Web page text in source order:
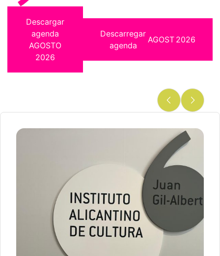
Descargar
agenda
AGOSTO
2026
Descarregar
agenda
AGOST 2026